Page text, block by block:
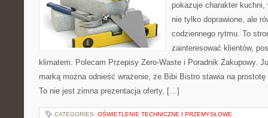
pokazuje charakter
nie tylko doprawione, ale
codziennego rytmu. To
zainteresować klientów,
klimatem. Polecam Przepisy Zero-Waste i Poradnik Zakupowy.
marką można odnieść wrażenie, że Bibi Bistro stawia na prostotę
To nie jest zimna prezentacja oferty, […]
CATEGORIES: OŚWIETLENIE TECHNICZNE I PRZEMYSŁOWE